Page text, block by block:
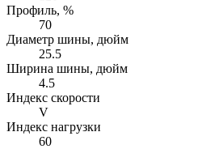
Профиль, %
70
Диаметр шины, дюйм
25.5
Ширина шины, дюйм
4.5
Индекс скорости
V
Индекс нагрузки
60